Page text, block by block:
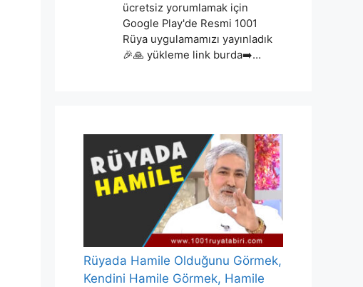
ücretsiz yorumlamak için
Google Play'de Resmi 1001
Rüya uygulamamızı yayınladık
🎉🙏 yükleme link burda➡️…
Rüyada Hamile Olduğunu Görmek,
Kendini Hamile Görmek, Hamile